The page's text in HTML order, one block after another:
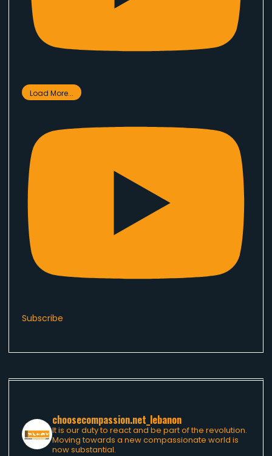
Load More...
Subscribe
choosecompassion.net_lebanon
It is our duty to react and be part of the revolution.
Moving towards a new compassionate world is
now substantial.